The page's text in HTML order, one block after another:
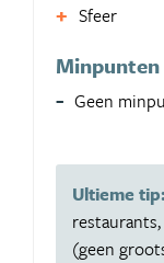
Sfeer
Minpunten
Geen
Ultieme tip:
(geen